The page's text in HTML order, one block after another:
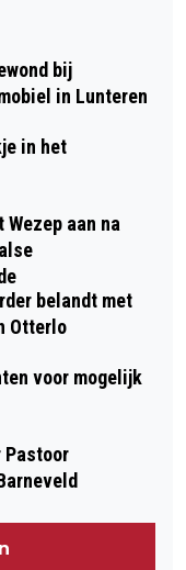
bij
in Lunteren
in het
aan na
belandt met
Otterlo
voor mogelijk
Pastoor